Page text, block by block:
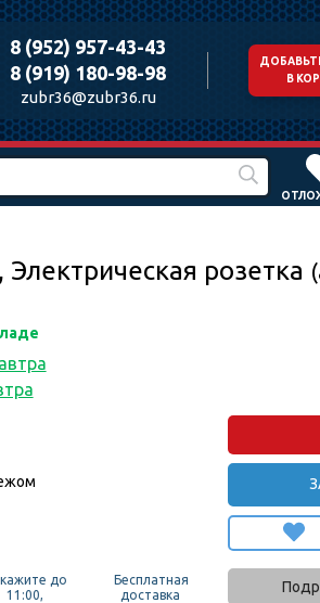
8 (952) 957-43-43
8 (919) 180-98-98
zubr36@zubr36.ru
В
розетка
до
11:00,
Бесплатная
доставка